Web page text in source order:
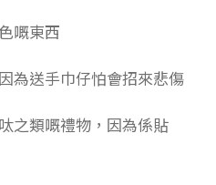
嘅東西
為送手巾仔怕會招來悲傷
之類嘅禮物，因為係貼